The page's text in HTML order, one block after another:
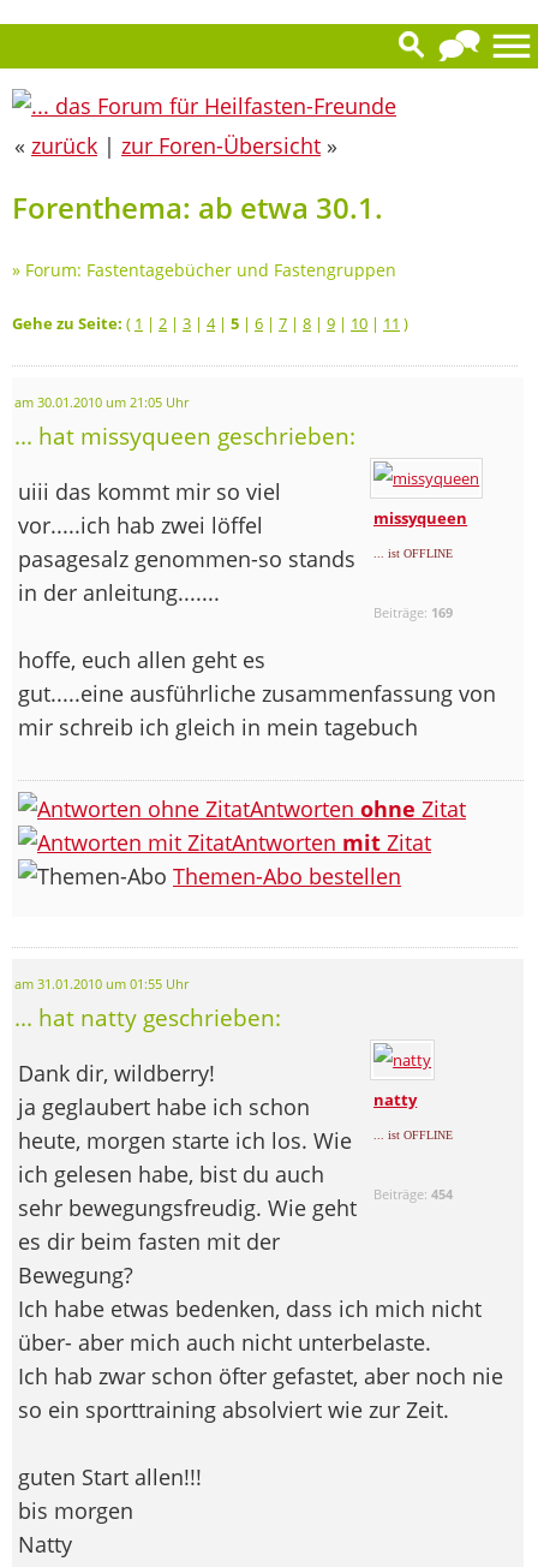
« zurück | zur Foren-Übersicht »
Forenthema: ab etwa 30.1.
» Forum: Fastentagebücher und Fastengruppen
Gehe zu Seite: ( 1 | 2 | 3 | 4| 5 | 6 | 7 | 8 | 9 | 10 | 11 )
am 30.01.2010 um 21:05 Uhr
... hat missyqueen geschrieben:
missyqueen
... ist OFFLINE
Beiträge: 169
uiii das kommt mir so viel
vor.....ich hab zwei löffel
pasagesalz genommen-so stands
in der anleitung.......
hoffe, euch allen geht es
gut.....eine ausführliche zusammenfassung von
mir schreib ich gleich in mein tagebuch
Antworten ohne Zitat
Antworten mit Zitat
Themen-Abo bestellen
am 31.01.2010 um 01:55 Uhr
... hat natty geschrieben:
natty
... ist OFFLINE
Beiträge:454
Dank dir, wildberry!
ja geglaubert habe ich schon
heute, morgen starte ich los. Wie
ich gelesen habe, bist du auch
sehr bewegungsfreudig. Wie geht
es dir beim fasten mit der
Bewegung?
Ich habe etwas bedenken, dass ich mich nicht
über- aber mich auch nicht unterbelaste.
Ich hab zwar schon öfter gefastet, aber noch nie
so ein sporttraining absolviert wie zur Zeit.
guten Start allen!!!
bis morgen
Natty